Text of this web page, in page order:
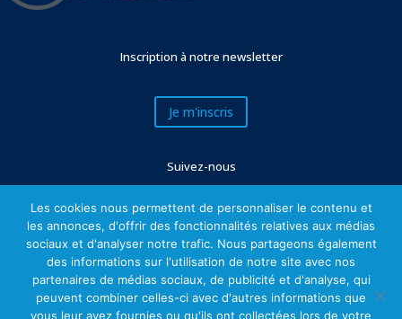
Inscription à notre newsletter
Je m'inscris
Suivez-nous
Les cookies nous permettent de personnaliser le contenu et
les annonces, d'offrir des fonctionnalités relatives aux médias
sociaux et d'analyser notre trafic. Nous partageons également
des informations sur l'utilisation de notre site avec nos
partenaires de médias sociaux, de publicité et d'analyse, qui
peuvent combiner celles-ci avec d'autres informations que
vous leur avez fournies ou qu'ils ont collectées lors de votre